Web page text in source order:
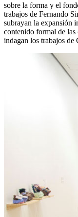
sobre la forma y el
trabajos de Fernando
subrayan la expansión
contenido formal de las
indagan los trabajos